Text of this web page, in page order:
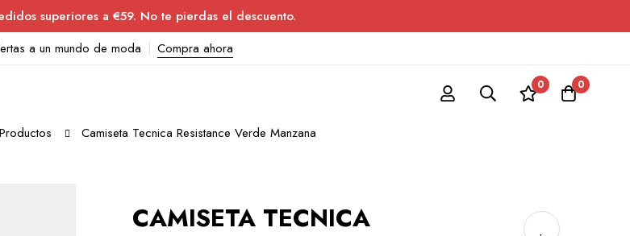
superiores a €59. No te pierdas el descuento.
a un mundo de moda
Compra ahora
0 0
Productos Camiseta Tecnica Resistance Verde Manzana
CAMISETA TECNICA